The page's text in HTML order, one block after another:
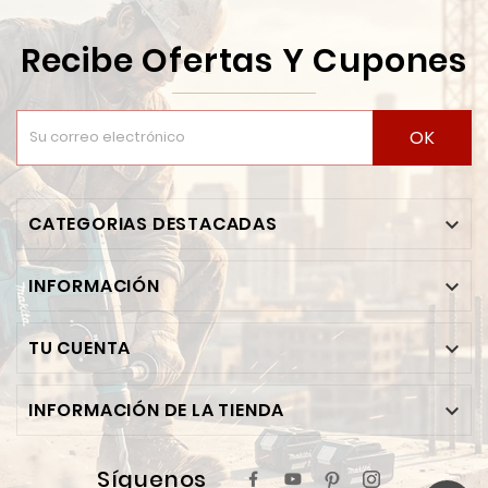
Recibe Ofertas Y Cupones
OK
CATEGORIAS DESTACADAS 
INFORMACIÓN 
TU CUENTA 
INFORMACIÓN DE LA TIENDA 
Síguenos